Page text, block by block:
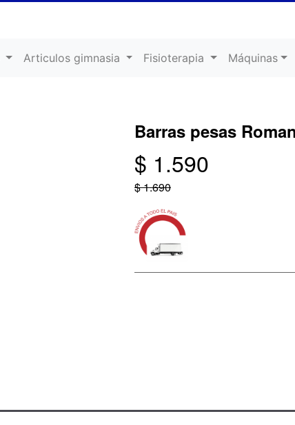
Articulos gimnasia Fisioterapia Máquinas
Barras pesas
$ 1.590
$ 1.690